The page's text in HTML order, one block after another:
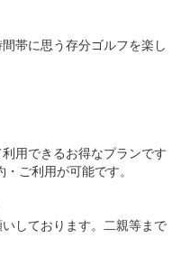
帯に思う存分ゴルフを楽し
用できるお得なプランです
ご利用が可能です。
しております。二親等まで